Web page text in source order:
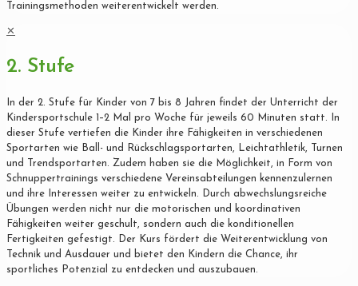
Trainingsmethoden weiterentwickelt werden.
✕
2. Stufe
In der 2. Stufe für Kinder von 7 bis 8 Jahren findet der Unterricht der
Kindersportschule 1–2 Mal pro Woche für jeweils 60 Minuten statt. In
dieser Stufe vertiefen die Kinder ihre Fähigkeiten in verschiedenen
Sportarten wie Ball- und Rückschlagsportarten, Leichtathletik, Turnen
und Trendsportarten. Zudem haben sie die Möglichkeit, in Form von
Schnuppertrainings verschiedene Vereinsabteilungen kennenzulernen
und ihre Interessen weiter zu entwickeln. Durch abwechslungsreiche
Übungen werden nicht nur die motorischen und koordinativen
Fähigkeiten weiter geschult, sondern auch die konditionellen
Fertigkeiten gefestigt. Der Kurs fördert die Weiterentwicklung von
Technik und Ausdauer und bietet den Kindern die Chance, ihr
sportliches Potenzial zu entdecken und auszubauen.